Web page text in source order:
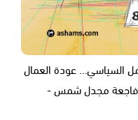
السياسي… عودة العمال
فاجعة مجدل شمس -